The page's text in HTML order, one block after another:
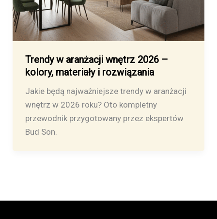
Trendy w aranżacji wnętrz 2026 –
kolory, materiały i rozwiązania
Jakie będą najważniejsze trendy w aranżacji
wnętrz w 2026 roku? Oto kompletny
przewodnik przygotowany przez ekspertów
Bud Son.